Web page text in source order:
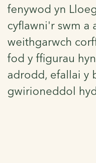
fenywod yn
cyflawni'r swm a
weithgarwch
fod y ffigurau
adrodd, efallai y
gwirioneddol